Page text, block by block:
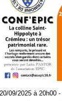
20/09/2025 à 20h00 -